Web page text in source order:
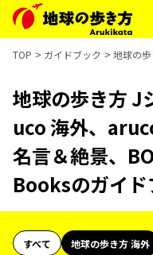
TOP ガイドブック 地球の
地球の歩き方 J
uco 海外、
名言＆絶景、
Booksのガイ
すべて 地球の歩き方 海外